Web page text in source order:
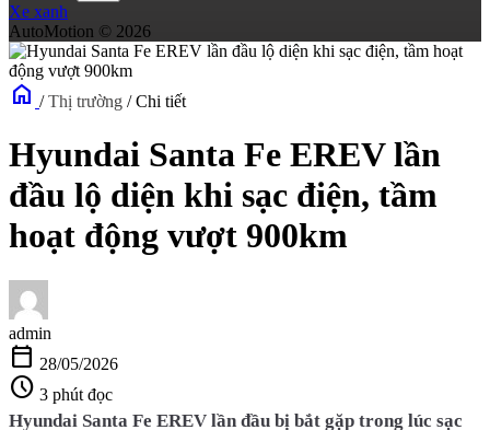
Xe xanh
AutoMotion © 2026
home / Thị trường / Chi tiết
Hyundai Santa Fe EREV lần
đầu lộ diện khi sạc điện, tầm
hoạt động vượt 900km
admin
calendar_today 28/05/2026
schedule 3 phút đọc
Hyundai Santa Fe EREV lần đầu bị bắt gặp trong lúc sạc